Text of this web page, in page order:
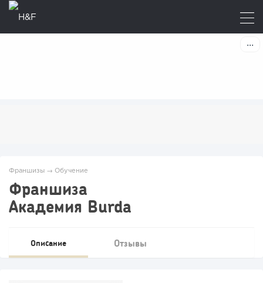
Франшизы → Обучение
Франшиза
Академия Burda
Описание Отзывы